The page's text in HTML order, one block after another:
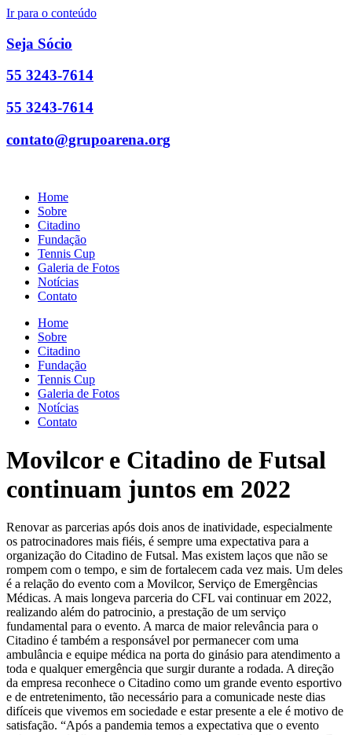
Ir para o conteúdo
Seja Sócio
55 3243-7614
55 3243-7614
contato@grupoarena.org
Home
Sobre
Citadino
Fundação
Tennis Cup
Galeria de Fotos
Notícias
Contato
Home
Sobre
Citadino
Fundação
Tennis Cup
Galeria de Fotos
Notícias
Contato
Movilcor e Citadino de Futsal
continuam juntos em 2022
Renovar as parcerias após dois anos de inatividade, especialmente
os patrocinadores mais fiéis, é sempre uma expectativa para a
organização do Citadino de Futsal. Mas existem laços que não se
rompem com o tempo, e sim de fortalecem cada vez mais. Um deles
é a relação do evento com a Movilcor, Serviço de Emergências
Médicas. A mais longeva parceria do CFL vai continuar em 2022,
realizando além do patrocinio, a prestação de um serviço
fundamental para o evento. A marca de maior relevância para o
Citadino é também a responsável por permanecer com uma
ambulância e equipe médica na porta do ginásio para atendimento a
toda e qualquer emergência que surgir durante a rodada. A direção
da empresa reconhece o Citadino como um grande evento esportivo
e de entretenimento, tão necessário para a comunicade neste dias
difíceis que vivemos em sociedade e estar presente a ele é motivo de
satisfação. “Após a pandemia temos a expectativa que o evento